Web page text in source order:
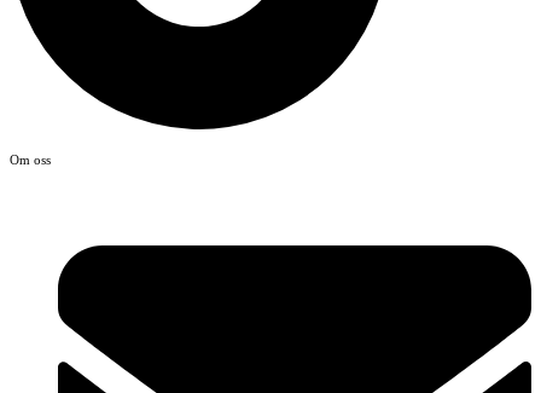
Om oss